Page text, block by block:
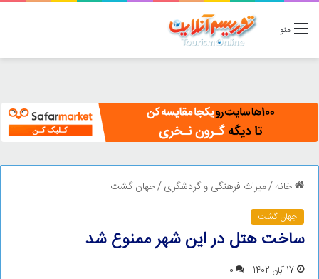
منو
خانه/میراث فرهنگی و گردشگری/جهان گشت
جهان گشت
ساخت هتل در این شهر ممنوع شد
17 آبان 1402 0